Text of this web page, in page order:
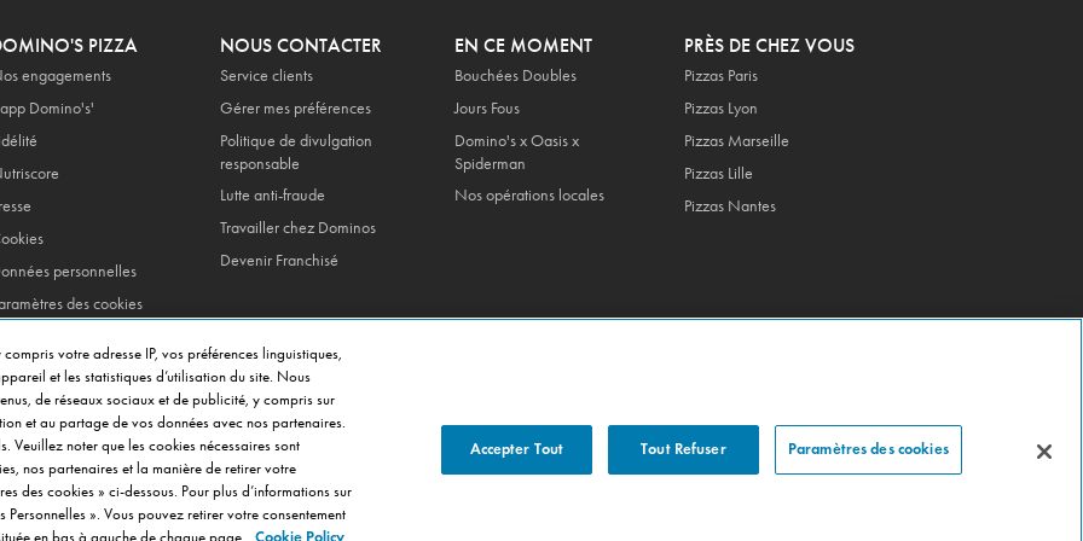
PIZZA
engagements
Domino's'
personnelles
des cookies
generales de
NOUS CONTACTER
Service clients
Gérer mes préférences
Politique de divulgation
responsable
Lutte anti-fraude
Travailler chez Dominos
Devenir Franchisé
EN CE MOMENT
Bouchées Doubles
Jours Fous
Domino's x Oasis x
Spiderman
Nos opérations locales
PRÈS DE CHEZ VOUS
Pizzas Paris
Pizzas Lyon
Pizzas Marseille
Pizzas Lille
Pizzas Nantes
votre adresse IP, vos préférences linguistiques,
et les statistiques d’utilisation du site. Nous
de réseaux sociaux et de publicité, y compris sur
et au partage de vos données avec nos partenaires.
Veuillez noter que les cookies nécessaires sont
nos partenaires et la manière de retirer votre
des cookies » ci-dessous. Pour plus d’informations sur
». Vous pouvez retirer votre consentement
en bas à gauche de chaque page.
Accepter Tout Tout Refuser Paramètres des cookies